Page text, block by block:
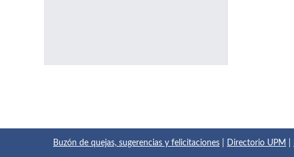
Buzón de quejas, sugerencias y felicitaciones Directorio UPM